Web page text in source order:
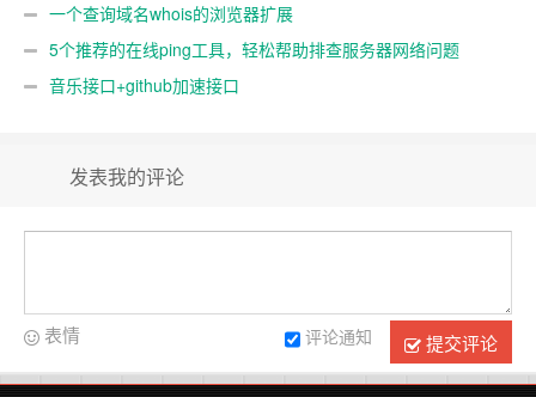
一个查询域名whois的浏览器扩展
5个推荐的在线ping工具，轻松帮助排查服务器网络问题
音乐接口+github加速接口
发表我的评论
提交评论
评论通知
表情